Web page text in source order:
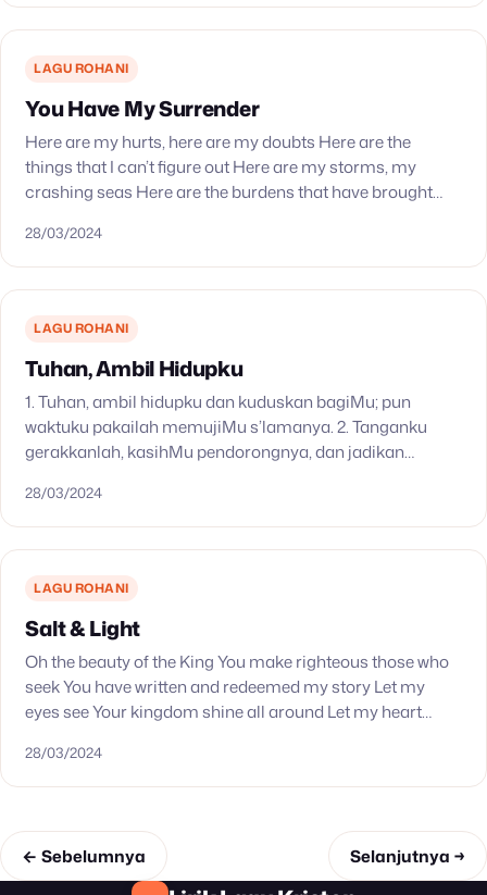
LAGU ROHANI
You Have My Surrender
Here are my hurts, here are my doubts Here are the
things that I can’t figure out Here are my storms, my
crashing seas Here are the burdens that have brought
28/03/2024
LAGU ROHANI
Tuhan, Ambil Hidupku
1. Tuhan, ambil hidupku dan kuduskan bagiMu; pun
waktuku pakailah memujiMu s’lamanya. 2. Tanganku
gerakkanlah, kasihMu pendorongnya, dan jadikan
hanya mengagungkanMu dan sertakan lidahku jadi
saksi…
28/03/2024
LAGU ROHANI
Salt & Light
Oh the beauty of the King You make righteous those who
seek You have written and redeemed my story Let my
eyes see Your kingdom shine all around Let my heart
28/03/2024
← Sebelumnya Selanjutnya →